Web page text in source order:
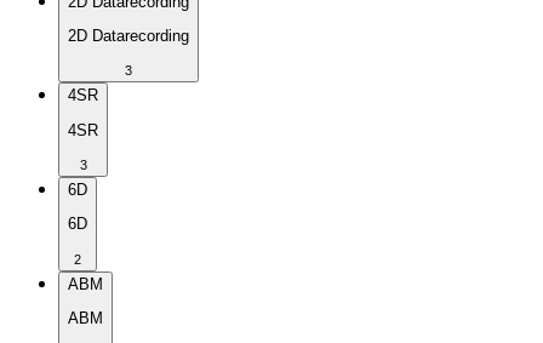
2D Datarecording
3
4SR
4SR
3
6D
6D
2
ABM
ABM